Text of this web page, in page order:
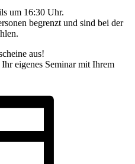
um 16:30 Uhr.
begrenzt und sind bei der
aus!
eigenes Seminar mit Ihrem